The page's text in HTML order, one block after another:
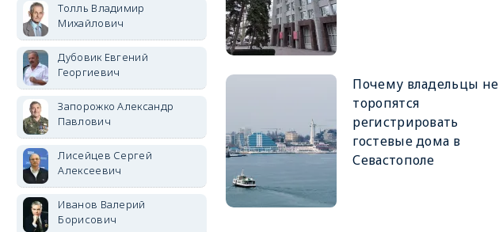
Почему владельцы не
торопятся
регистрировать
гостевые дома в
Севастополе
Толль Владимир
Михайлович
Дубовик Евгений
Георгиевич
Запорожко Александр
Павлович
Лисейцев Сергей
Алексеевич
Иванов Валерий
Борисович